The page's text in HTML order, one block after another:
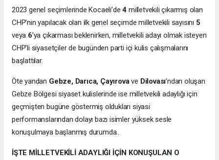
2023 genel seçimlerinde Kocaeli’de4 milletvekili çıkarmış olan
CHP’nin yapılacak olan ilk genel seçimde milletvekili sayısını 5
veya 6’ya çıkarması beklenirken, milletvekili adayı olmak isteyen
CHP’li siyasetçiler de bugünden parti içi kulis çalışmalarını
başlattılar.
Öte yandan Gebze, Darıca, Çayırovave Dilovası’ndan oluşan
Gebze Bölgesi siyaset kulislerinde ise milletvekili adaylığı için
geçmişten bugüne göstermiş oldukları siyasi
performanslarından dolayı bazı isimler yüksek sesle
konuşulmaya başlanmış durumda..
İŞTE MİLLETVEKİLİ ADAYLIĞI İÇİN KONUŞULAN O